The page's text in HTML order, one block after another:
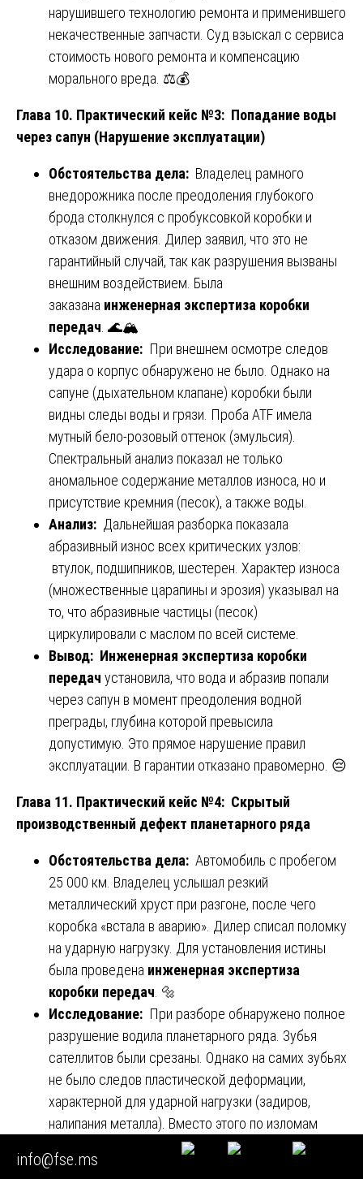
нарушившего технологию ремонта и применившего
некачественные запчасти. Суд взыскал с сервиса
стоимость нового ремонта и компенсацию
морального вреда. ⚖️💰
Глава 10. Практический кейс №3: Попадание воды
через сапун (Нарушение эксплуатации)
Обстоятельства дела: Владелец рамного
внедорожника после преодоления глубокого
брода столкнулся с пробуксовкой коробки и
отказом движения. Дилер заявил, что это не
гарантийный случай, так как разрушения вызваны
внешним воздействием. Была
заказана инженерная экспертиза коробки
передач . 🌊🏔️
Исследование: При внешнем осмотре следов
удара о корпус обнаружено не было. Однако на
сапуне (дыхательном клапане) коробки были
видны следы воды и грязи. Проба ATF имела
мутный бело-розовый оттенок (эмульсия).
Спектральный анализ показал не только
аномальное содержание металлов износа, но и
присутствие кремния (песок), а также воды.
Анализ: Дальнейшая разборка показала
абразивный износ всех критических узлов:
втулок, подшипников, шестерен. Характер износа
(множественные царапины и эрозия) указывал на
то, что абразивные частицы (песок)
циркулировали с маслом по всей системе.
Вывод: Инженерная экспертиза коробки
передач установила, что вода и абразив попали
через сапун в момент преодоления водной
преграды, глубина которой превысила
допустимую. Это прямое нарушение правил
эксплуатации. В гарантии отказано правомерно. 😔
Глава 11. Практический кейс №4: Скрытый
производственный дефект планетарного ряда
Обстоятельства дела: Автомобиль с пробегом
25 000 км. Владелец услышал резкий
металлический хруст при разгоне, после чего
коробка «встала в аварию». Дилер списал поломку
на ударную нагрузку. Для установления истины
была проведена инженерная экспертиза
коробки передач . 🔩
Исследование: При разборе обнаружено полное
разрушение водила планетарного ряда. Зубья
сателлитов были срезаны. Однако на самих зубьях
не было следов пластической деформации,
характерной для ударной нагрузки (задиров,
налипания металла). Вместо этого по изломам
зубьев проходили темные пятна.
Анализ:
info@fse.ms